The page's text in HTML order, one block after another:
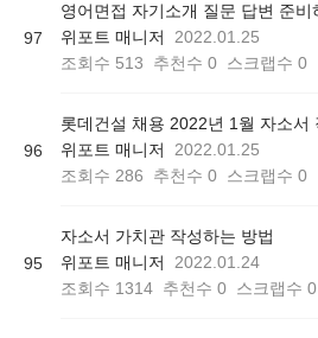
97
위포트 매니저
2022.01.25
조회수 513 추천수 0 스크랩수 0
96
위포트 매니저
2022.01.25
조회수 286 추천수 0 스크랩수 0
95
자소서 가치관 작성하는 방법
위포트 매니저
2022.01.24
조회수 1314 추천수 0 스크랩수 0